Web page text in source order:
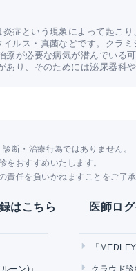
症という現象によって起こ
ルス・真菌などです。クラ
が必要な病気が潜んでいる
り、そのためには泌尿器科
断・治療行為ではありません。
をおすすめいたします。
任を負いかねますことをご了承
はこちら 医師ロ
ーン)」
「
クラウド